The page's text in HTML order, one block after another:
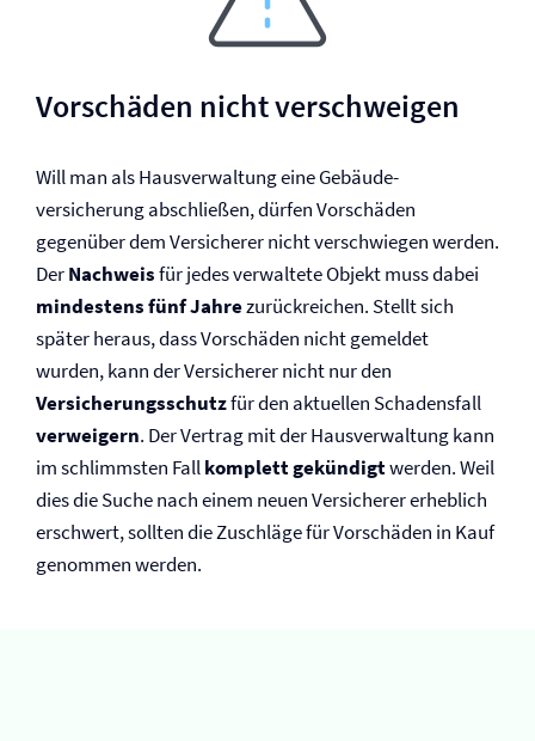
Vorschäden nicht verschweigen
Will man als Haus­verwaltung eine Gebäude­
versicherung abschließen, dürfen Vorschäden
gegenüber dem Versicherer nicht verschwiegen werden.
DerNachweisfür jedes verwaltete Objekt muss dabei
mindestens fünf Jahrezurückreichen. Stellt sich
später heraus, dass Vorschäden nicht gemeldet
wurden, kann der Versicherer nicht nur den
Versicherungsschutzfür den aktuellen Schadensfall
verweigern. Der Vertrag mit der Haus­verwaltung kann
im schlimmsten Fallkomplett gekündigtwerden. Weil
dies die Suche nach einem neuen Versicherer erheblich
erschwert, sollten die Zuschläge für Vorschäden in Kauf
genommen werden.